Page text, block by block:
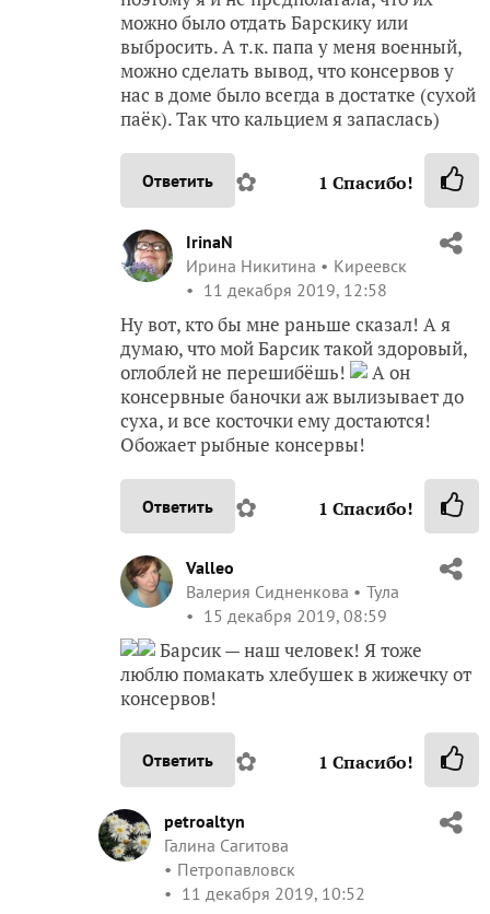
можно было отдать Барскику или
выбросить. А т.к. папа у меня военный,
можно сделать вывод, что консервов у
нас в доме было всегда в достатке (сухой
паёк). Так что кальцием я запаслась)
Ответить ✿ 1 Спасибо!
IrinaN
Ирина Никитина
Киреевск
11 декабря 2019, 12:58
Ну вот, кто бы мне раньше сказал! А я
думаю, что мой Барсик такой здоровый,
оглоблей не перешибёшь!
А он
консервные баночки аж вылизывает до
суха, и все косточки ему достаются!
Обожает рыбные консервы!
Ответить ✿ 1 Спасибо!
Valleo
Валерия Сидненкова
Тула
15 декабря 2019, 08:59
Барсик — наш человек! Я тоже
люблю помакать хлебушек в жижечку от
консервов!
Ответить ✿ 1 Спасибо!
petroaltyn
Галина Сагитова
Петропавловск
11 декабря 2019, 10:52